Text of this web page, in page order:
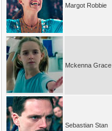
Margot Robbie
Mckenna Grace
Sebastian Stan